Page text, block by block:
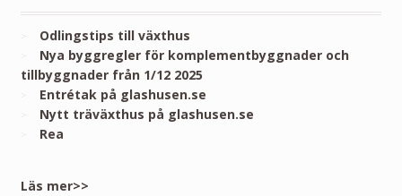
Odlingstips till växthus
Nya byggregler för komplementbyggnader och
tillbyggnader från 1/12 2025
Entrétak på glashusen.se
Nytt träväxthus på glashusen.se
Rea
Läs mer>>